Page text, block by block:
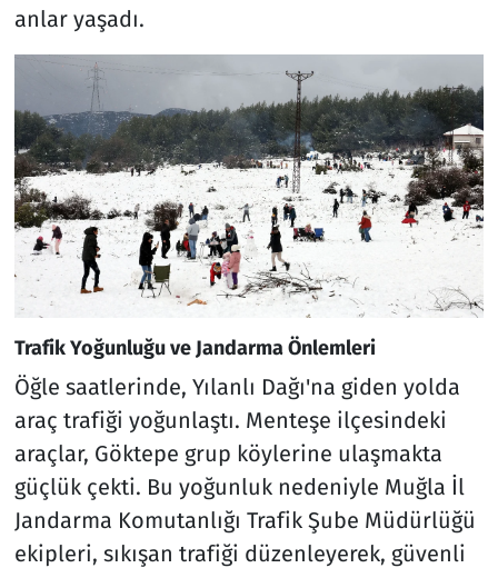
anlar yaşadı.
Trafik Yoğunluğu ve Jandarma Önlemleri
Öğle saatlerinde, Yılanlı Dağı'na giden yolda
araç trafiği yoğunlaştı. Menteşe ilçesindeki
araçlar, Göktepe grup köylerine ulaşmakta
güçlük çekti. Bu yoğunluk nedeniyle Muğla İl
Jandarma Komutanlığı Trafik Şube Müdürlüğü
ekipleri, sıkışan trafiği düzenleyerek, güvenli